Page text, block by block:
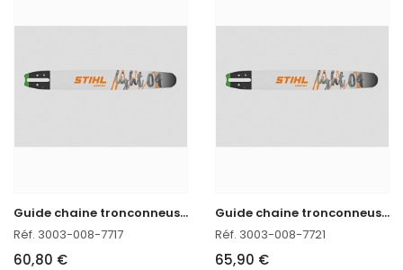
G
uide chaine tronconneuse 45 CM Stihl 3003-008-7717
Réf. 3003-008-7717
60,80 €
G
uide chaine tronconneuse 50 CM Stihl 3003-008-7721
Réf. 3003-008-7721
65,90 €